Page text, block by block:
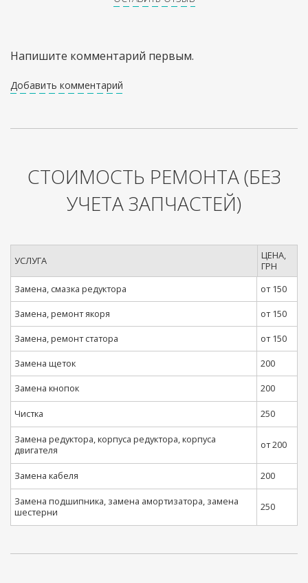
Напишите комментарий первым.
Добавить комментарий
СТОИМОСТЬ РЕМОНТА(БЕЗ
УЧЕТА ЗАПЧАСТЕЙ)
УСЛУГА
ЦЕНА,
ГРН
Замена, смазка редуктора
от 150
Замена, ремонт якоря
от 150
Замена, ремонт статора
от 150
Замена щеток
200
Замена кнопок
200
Чистка 250
Замена редуктора, корпуса редуктора, корпуса
двигателя
от 200
Замена кабеля 200
Замена подшипника, замена амортизатора, замена
шестерни
250